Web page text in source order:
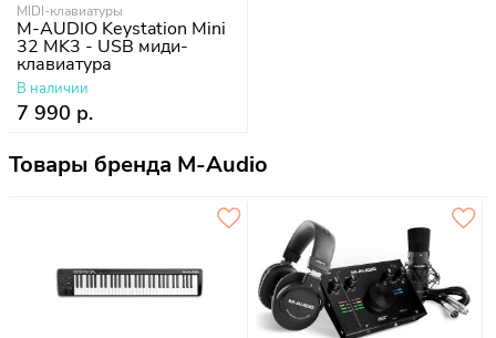
MIDI-клавиатуры
M-AUDIO Keystation Mini
32 MK3 - USB миди-
клавиатура
В наличии
7 990 р.
Товары бренда M-Audio